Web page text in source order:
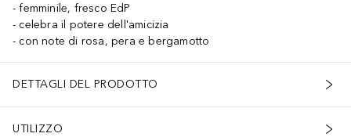
femminile, fresco EdP
celebra il potere dell'amicizia
con note di rosa, pera e bergamotto
DETTAGLI DEL PRODOTTO
UTILIZZO